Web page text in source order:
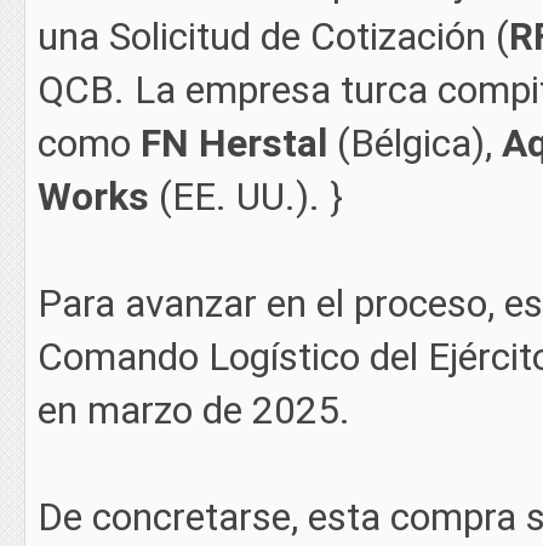
una Solicitud de Cotización (
QCB. La empresa turca
como FN Herstal (Bélgica),
Works (EE. UU.). }
Para avanzar en el proceso,
Comando Logístico del
en marzo de 2025.
De concretarse, esta compra